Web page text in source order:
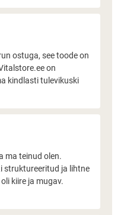
ostuga, see toode on
on
kindlasti tulevikuski
ma teinud olen.
struktureeritud ja lihtne
kiire ja mugav.